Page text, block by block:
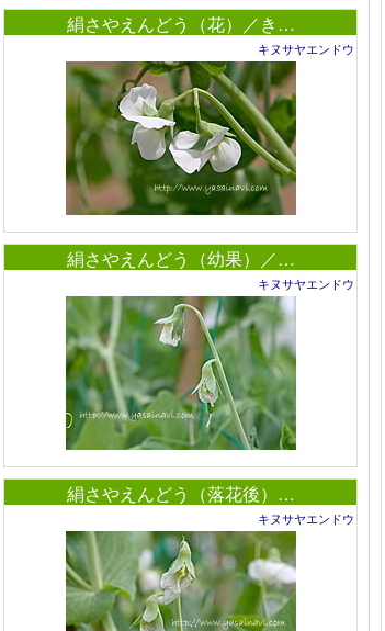
絹さやえんどう（花）／き…
キヌサヤエンドウ
絹さやえんどう（幼果）／…
キヌサヤエンドウ
絹さやえんどう（落花後）…
キヌサヤエンドウ